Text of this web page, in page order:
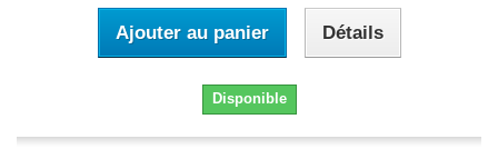
Ajouter au panier Détails
Disponible